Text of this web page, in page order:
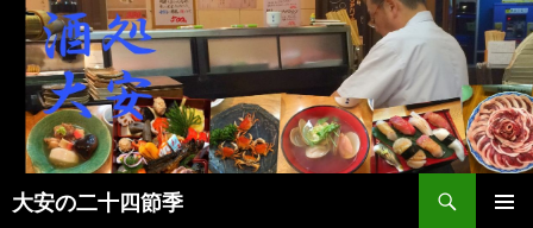
大安の二十四節季
検
索